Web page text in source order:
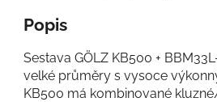
Popis
Sestava GÖLZ KB500 +
velké průměry s vysoce
KB500 má kombinované